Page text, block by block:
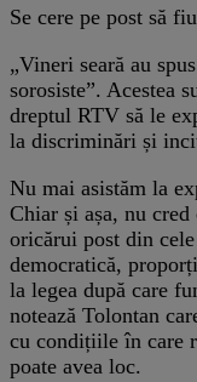
Se cere pe post să
„Vineri seară au
sorosiste”. Acestea
dreptul RTV să le
la discriminări și
Nu mai asistăm la
Chiar și așa, nu
oricărui post din
democratică,
la legea după care
notează Tolontan
cu condițiile în care
poate avea loc.